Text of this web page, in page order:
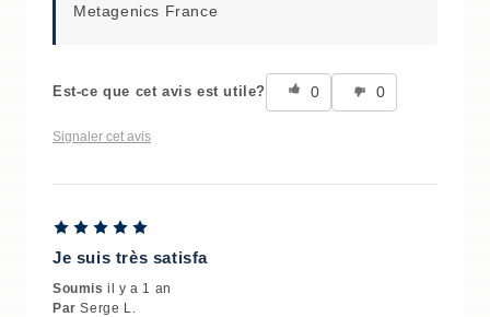
Metagenics France
Est-ce que cet avis est utile? 0 0
Signaler cet avis
Je suis très satisfa
Soumisil y a 1 an
Par Serge L.